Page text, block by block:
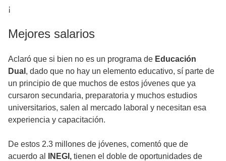
¡
Mejores salarios
Aclaró que si bien no es un programa de Educación
Dual , dado que no hay un elemento educativo, sí parte de
un principio de que muchos de estos jóvenes que ya
cursaron secundaria, preparatoria y muchos estudios
universitarios, salen al mercado laboral y necesitan esa
experiencia y capacitación.
De estos 2.3 millones de jóvenes, comentó que de
acuerdo al
INEGI, tienen el doble de oportunidades de